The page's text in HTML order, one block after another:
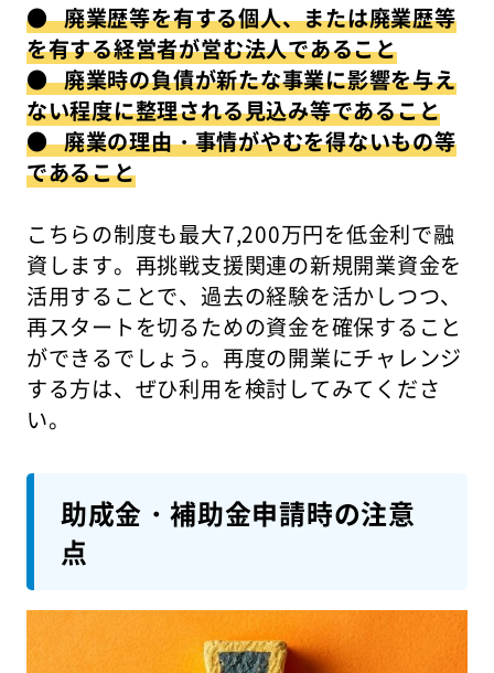
● 廃業歴等を有する個人、または廃業歴等
を有する経営者が営む法人であること
● 廃業時の負債が新たな事業に影響を与え
ない程度に整理される見込み等であること
● 廃業の理由・事情がやむを得ないもの等
であること
こちらの制度も最大7,200万円を低金利で融
資します。再挑戦支援関連の新規開業資金を
活用することで、過去の経験を活かしつつ、
再スタートを切るための資金を確保すること
ができるでしょう。再度の開業にチャレンジ
する方は、ぜひ利用を検討してみてくださ
い。
助成金・補助金申請時の注意
点